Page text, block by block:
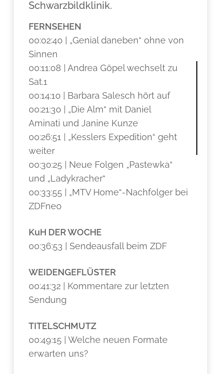
Schwarzbildklinik.
FERNSEHEN
00:02:40 | „Genial daneben“ ohne von
Sinnen
00:11:08 | Andrea Göpel wechselt zu
Sat.1
00:14:10 | Barbara Salesch hört auf
00:21:30 | „Die Alm“ mit Daniel
Aminati und Janine Kunze
00:26:51 | „Kesslers Expedition“ geht
weiter
00:30:25 | Neue Folgen „Pastewka“
und „Ladykracher“
00:33:55 | „MTV Home“-Nachfolger bei
ZDFneo
KuH DER WOCHE
00:36:53 | Sendeausfall beim ZDF
WEIDENGEFLÜSTER
00:41:32 | Kommentare zur letzten
Sendung
TITELSCHMUTZ
00:49:15 | Welche neuen Formate
erwarten uns?